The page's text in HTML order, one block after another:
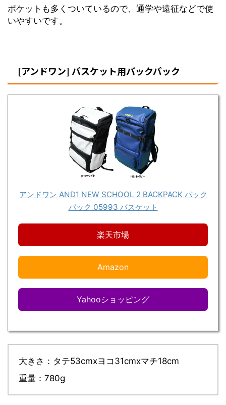
ポケットも多くついているので、通学や遠征などで使
いやすいです。
[アンドワン] バスケット用バックパック
アンドワン AND1 NEW SCHOOL 2 BACKPACK バック
パック 05993 バスケット
楽天市場
Amazon
Yahooショッピング
大きさ： タテ53cmxヨコ31cmxマチ18cm
重量：780g